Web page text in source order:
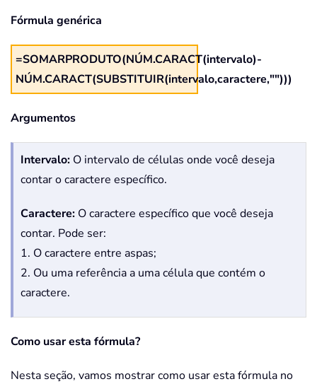
Fórmula genérica
=SOMARPRODUTO(NÚM.CARACT(intervalo)-
NÚM.CARACT(SUBSTITUIR(intervalo,caractere,"")))
Argumentos
Intervalo: O intervalo de células onde você deseja
contar o caractere específico.
Caractere: O caractere específico que você deseja
contar. Pode ser:
1. O caractere entre aspas;
2. Ou uma referência a uma célula que contém o
caractere.
Como usar esta fórmula?
Nesta seção, vamos mostrar como usar esta fórmula no